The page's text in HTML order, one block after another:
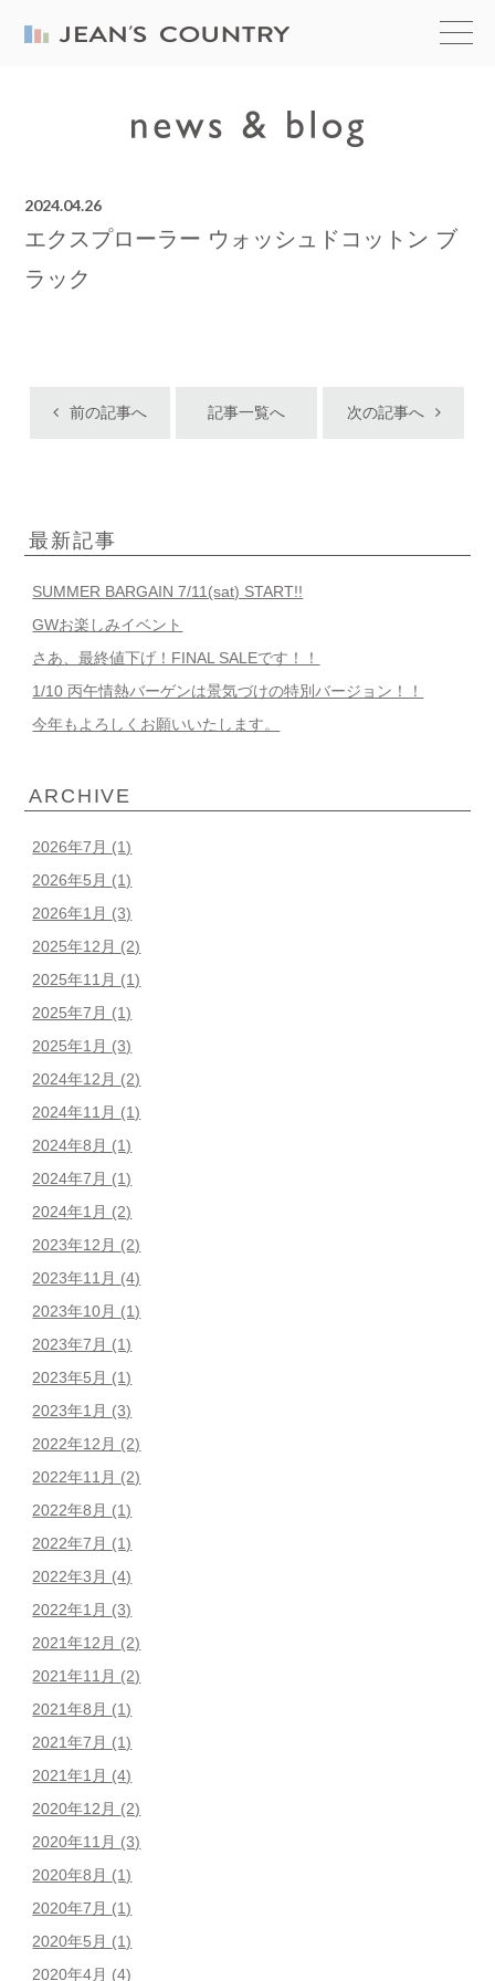
2024.04.26
エクスプローラー ウォッシュドコットン ブ
ラック
前の記事へ 記事一覧へ 次の記事へ
最新記事
SUMMER BARGAIN 7/11(sat) START!!
GWお楽しみイベント
さあ、最終値下げ！FINAL SALEです！！
1/10 丙午情熱バーゲンは景気づけの特別バージョン！！
今年もよろしくお願いいたします。
ARCHIVE
2026年7月 (1)
2026年5月 (1)
2026年1月 (3)
2025年12月 (2)
2025年11月 (1)
2025年7月 (1)
2025年1月 (3)
2024年12月 (2)
2024年11月 (1)
2024年8月 (1)
2024年7月 (1)
2024年1月 (2)
2023年12月 (2)
2023年11月 (4)
2023年10月 (1)
2023年7月 (1)
2023年5月 (1)
2023年1月 (3)
2022年12月 (2)
2022年11月 (2)
2022年8月 (1)
2022年7月 (1)
2022年3月 (4)
2022年1月 (3)
2021年12月 (2)
2021年11月 (2)
2021年8月 (1)
2021年7月 (1)
2021年1月 (4)
2020年12月 (2)
2020年11月 (3)
2020年8月 (1)
2020年7月 (1)
2020年5月 (1)
2020年4月 (4)